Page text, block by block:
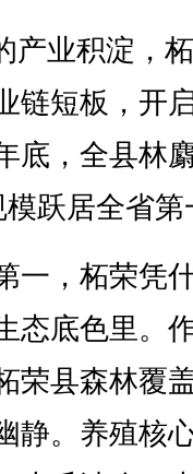
业积淀，
链短板，开
底，全县林
跃居全省第
，柘荣凭
态底色里。
荣县森林覆
静。养殖核